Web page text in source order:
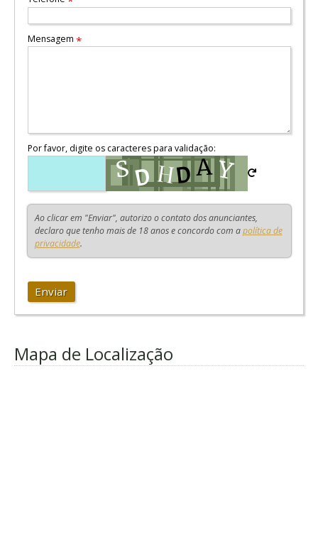
Mensagem *
Por favor, digite os caracteres para validação:
Ao clicar em "Enviar", autorizo o contato dos anunciantes,
declaro que tenho mais de 18 anos e concordo com apolítica de
privacidade.
Enviar
Mapa de Localização